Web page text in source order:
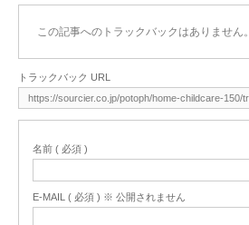
この記事へのトラックバックはありません。
トラックバック URL
名前 ( 必須 )
E-MAIL ( 必須 ) ※ 公開されません